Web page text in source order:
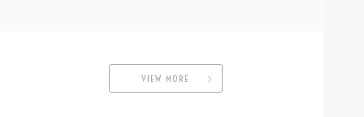
VIEW MORE